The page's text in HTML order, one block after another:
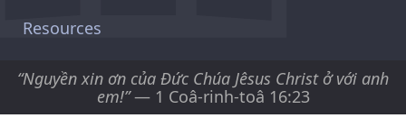
Resources
“Nguyền xin ơn của Ðức Chúa Jêsus Christ ở với anh
em!”— 1 Coâ-rinh-toâ 16:23